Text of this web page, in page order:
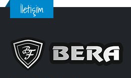
İletişim